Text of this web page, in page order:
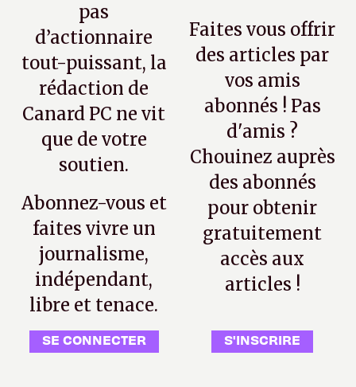
pas
d’actionnaire
tout-puissant, la
rédaction de
Canard PC ne vit
que de votre
soutien.
Abonnez-vous et
faites vivre un
journalisme,
indépendant,
libre et tenace.
SE CONNECTER
Faites vous offrir
des articles par
vos amis
abonnés ! Pas
d'amis ?
Chouinez auprès
des abonnés
pour obtenir
gratuitement
accès aux
articles !
S'INSCRIRE